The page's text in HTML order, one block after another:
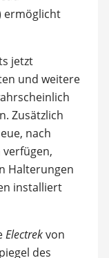
ermöglicht
jetzt
und weitere
Zusätzlich
nach
Halterungen
installiert
Electrekvon
des